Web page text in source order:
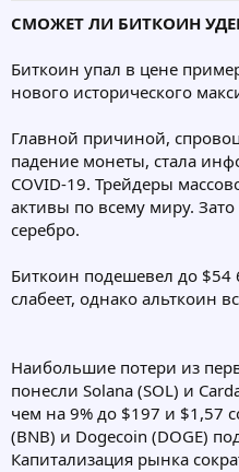
СМОЖЕТ ЛИ БИТКОИН
Биткоин упал в цене
нового исторического
Главной причиной,
падение монеты, стала
COVID-19. Трейдеры
активы по всему миру. Зато
серебро.
Биткоин подешевел до $54
слабеет, однако альткоин
Наибольшие потери из
понесли Solana (SOL) и
чем на 9% до $197 и $1,57
(BNB) и Dogecoin (DOGE)
Капитализация рынка